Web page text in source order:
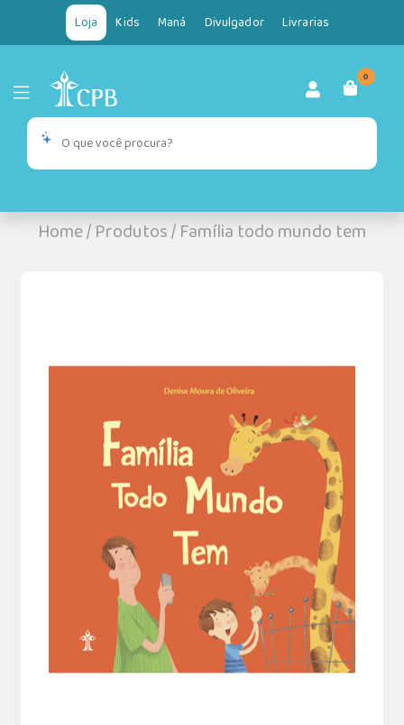
Loja Kids Maná Divulgador Livrarias
0
Home/Produtos/Família todo mundo tem